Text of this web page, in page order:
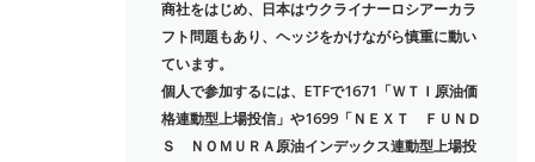
商社をはじめ、日本はウクライナーロシアーカラ
フト問題もあり、ヘッジをかけながら慎重に動い
ています。
個人で参加するには、ETFで1671「ＷＴＩ原油価
格連動型上場投信」や1699「ＮＥＸＴ ＦＵＮＤ
Ｓ ＮＯＭＵＲＡ原油インデックス連動型上場投